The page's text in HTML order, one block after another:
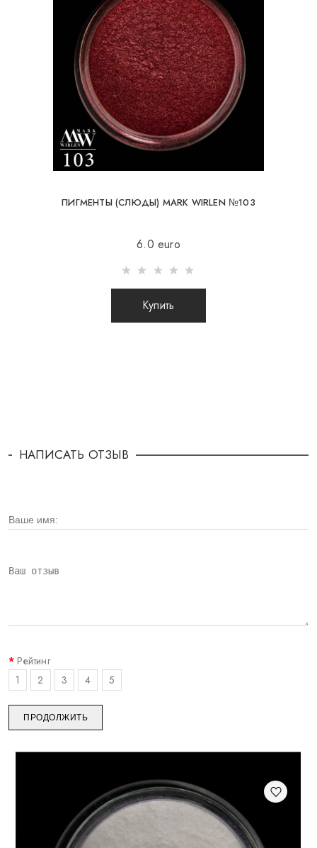
ПИГМЕНТЫ (СЛЮДЫ) MARK WIRLEN №103
6.0 euro
Купить
НАПИСАТЬ ОТЗЫВ
Рейтинг
1
2 3 4 5
ПРОДОЛЖИТЬ